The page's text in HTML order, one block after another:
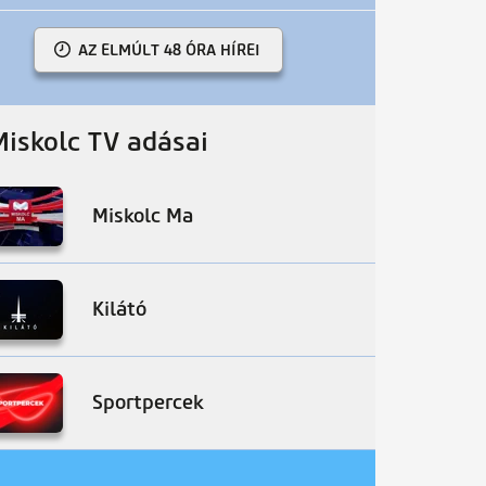
AZ ELMÚLT 48 ÓRA HÍREI
TV adásai
Miskolc Ma
Kilátó
Sportpercek